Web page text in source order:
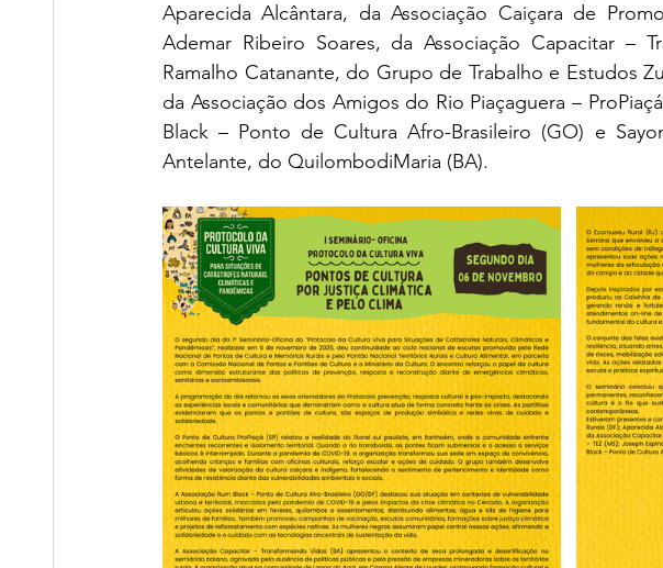
Aparecida Alcântara, da Associação Caiçara de
Ademar Ribeiro Soares, da Associação Capacitar –
Ramalho Catanante, do Grupo de Trabalho e Estudos
da Associação dos Amigos do Rio Piaçaguera –
Black – Ponto de Cultura Afro-Brasileiro (GO) e
Antelante, do QuilombodiMaria (BA).